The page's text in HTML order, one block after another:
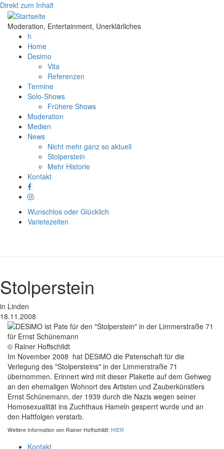
Direkt zum Inhalt
Moderation, Entertainment, Unerklärliches
h
Home
Desimo
Vita
Referenzen
Termine
Solo-Shows
Frühere Shows
Moderation
Medien
News
Nicht mehr ganz so aktuell
Stolperstein
Mehr Historie
Kontakt
Wunschlos oder Glücklich
Varietezeiten
Stolperstein
in Linden
18.11.2008
© Rainer Hoffschildt
Im November 2008 hat DESiMO die Patenschaft für die
Verlegung des "Stolpersteins" in der Limmerstraße 71
übernommen. Erinnert wird mit dieser Plakette auf dem Gehweg
an den ehemaligen Wohnort des Artisten und Zauberkünstlers
Ernst Schünemann, der 1939 durch die Nazis wegen seiner
Homosexualität ins Zuchthaus Hameln gesperrt wurde und an
den Haftfolgen verstarb.
Weitere Information von Rainer Hoffschildt: HIER
Kontakt